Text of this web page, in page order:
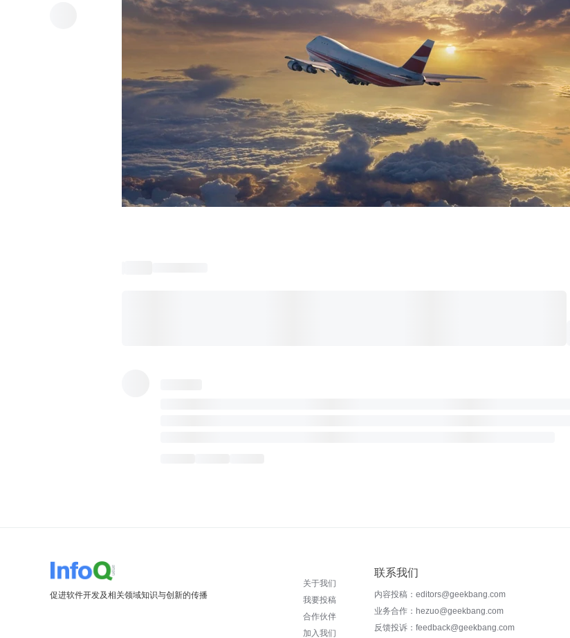
促进软件开发及相关领域知识与创新的传播
关于我们
我要投稿
合作伙伴
加入我们
联系我们
内容投稿：editors@geekbang.com
业务合作：hezuo@geekbang.com
反馈投诉：feedback@geekbang.com